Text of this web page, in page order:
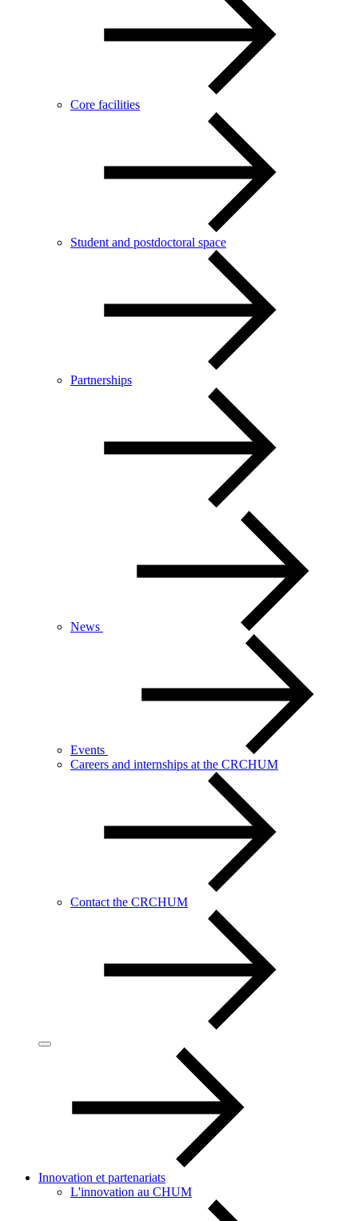
Core facilities
Student and postdoctoral space
Partnerships
News
Events
Careers and internships at the CRCHUM
Contact the CRCHUM
Innovation et partenariats
L'innovation au CHUM